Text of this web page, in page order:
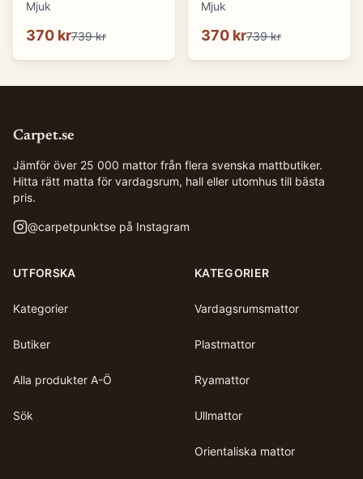
Mjuk
370 kr739 kr
cm
Mjuk
370 kr739 kr
Carpet.se
Jämför över 25 000 mattor från flera svenska mattbutiker.
Hitta rätt matta för vardagsrum, hall eller utomhus till bästa
pris.
@carpetpunktse på Instagram
UTFORSKA
Kategorier
Butiker
Alla produkter A-Ö
Sök
KATEGORIER
Vardagsrumsmattor
Plastmattor
Ryamattor
Ullmattor
Orientaliska mattor